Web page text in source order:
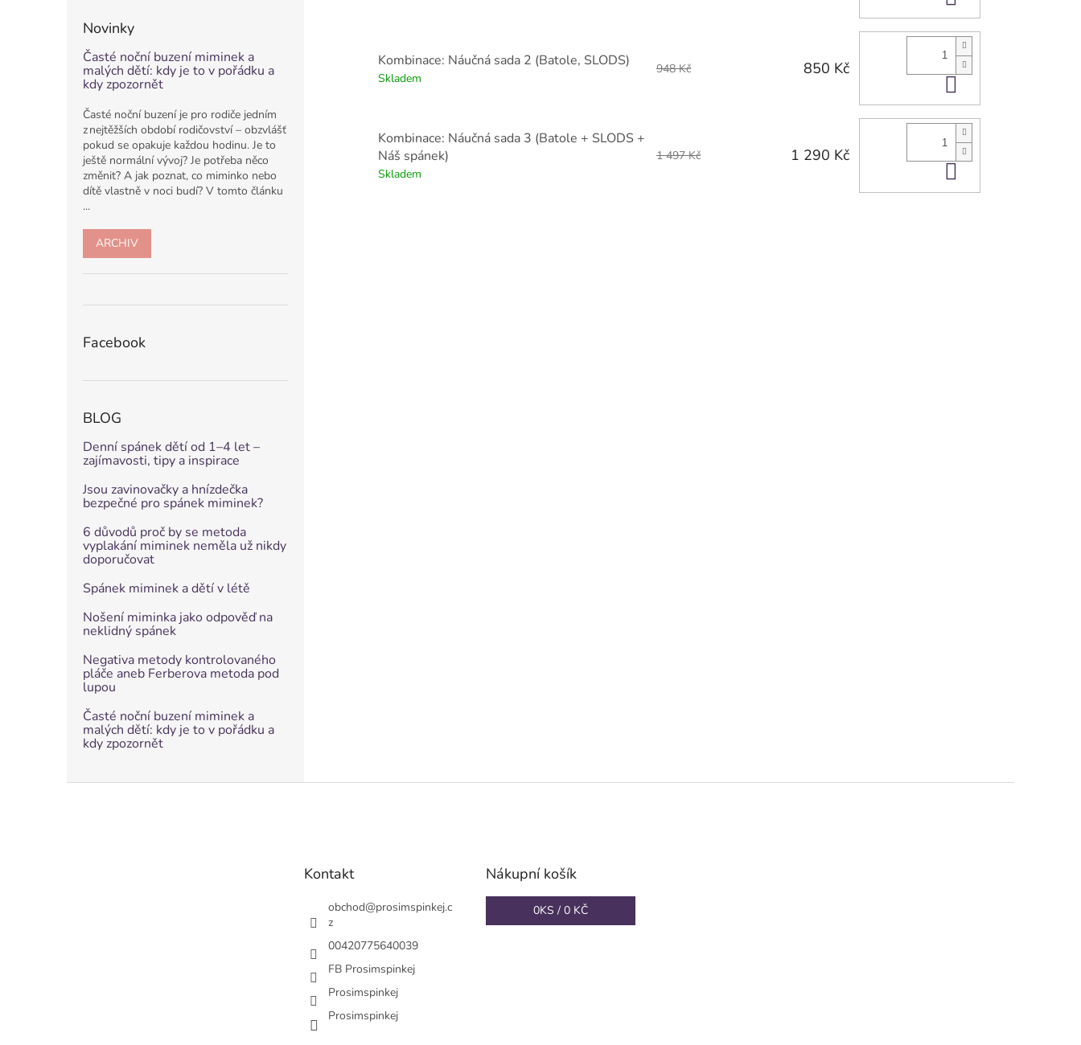
Novinky
Časté noční buzení miminek a
malých dětí: kdy je to v pořádku a
kdy zpozornět
Časté noční buzení je pro rodiče jedním
z nejtěžších období rodičovství –⁠ obzvlášť
pokud se opakuje každou hodinu. Je to
ještě normální vývoj? Je potřeba něco
změnit? A jak poznat, co miminko nebo
dítě vlastně v noci budí? V tomto článku
...
ARCHIV
Facebook
BLOG
Denní spánek dětí od 1–4 let –
zajímavosti, tipy a inspirace
Jsou zavinovačky a hnízdečka
bezpečné pro spánek miminek?
6 důvodů proč by se metoda
vyplakání miminek neměla už nikdy
doporučovat
Spánek miminek a dětí v létě
Nošení miminka jako odpověď na
neklidný spánek
Negativa metody kontrolovaného
pláče aneb Ferberova metoda pod
lupou
Časté noční buzení miminek a
malých dětí: kdy je to v pořádku a
kdy zpozornět
Kombinace: Náučná sada 2 (Batole, SLODS)
Skladem
948 Kč 850 Kč
Kombinace: Náučná sada 3 (Batole + SLODS +
Náš spánek)
Skladem
1 497 Kč 1 290 Kč
Kontakt
obchod@prosimspinkej.c
z
00420775640039
FB Prosimspinkej
Prosimspinkej
Prosimspinkej
Nákupní košík
0KS / 0 KČ